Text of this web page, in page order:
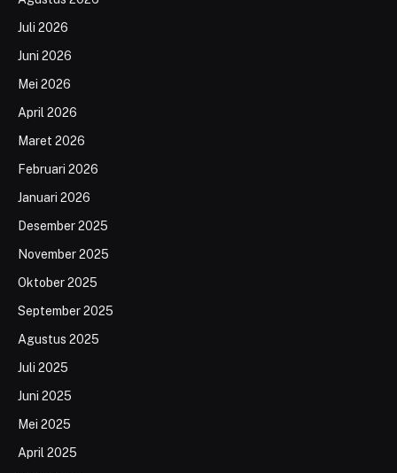
Juli 2026
Juni 2026
Mei 2026
April 2026
Maret 2026
Februari 2026
Januari 2026
Desember 2025
November 2025
Oktober 2025
September 2025
Agustus 2025
Juli 2025
Juni 2025
Mei 2025
April 2025